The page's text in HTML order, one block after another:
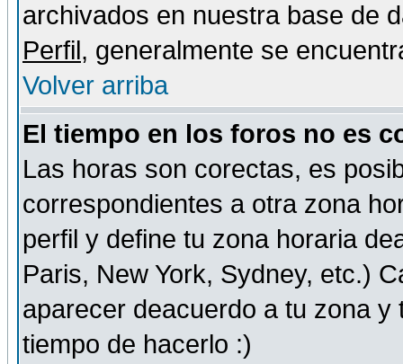
archivados en nuestra base de
Perfil, generalmente se
Volver arriba
El tiempo en los foros no es
Las horas son corectas, es
correspondientes a otra zona
perfil y define tu zona horaria
Paris, New York, Sydney, etc.)
aparecer deacuerdo a tu zona
tiempo de hacerlo :)